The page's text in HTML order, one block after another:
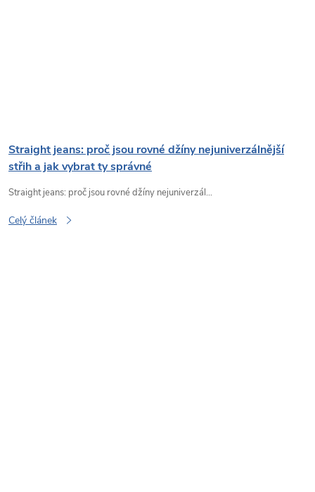
Straight jeans: proč jsou rovné džíny nejuniverzálnější
střih a jak vybrat ty správné
Straight jeans: proč jsou rovné džíny nejuniverzál...
Celý článek